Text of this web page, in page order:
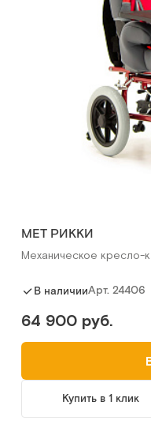
MET РИККИ
Механическое кресло-
В наличииАрт. 24406
64 900 руб.
Купить в 1 клик